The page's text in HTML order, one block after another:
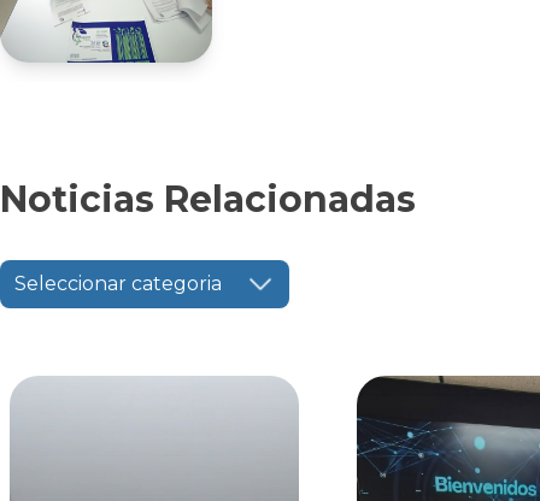
Noticias Relacionadas
Seleccionar categoria